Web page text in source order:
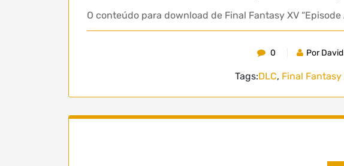
O conteúdo para download de Final Fantasy XV
0 Por
Tags:DLC, Final Fantasy